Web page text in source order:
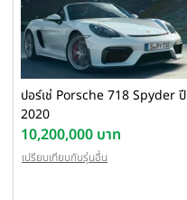
ปอร์เช่ Porsche 718 Spyder ปี
2020
10,200,000 บาท
เปรียบเทียบกับรุ่นอื่น